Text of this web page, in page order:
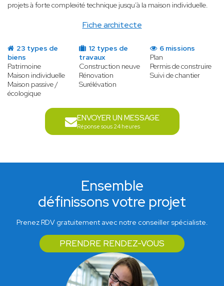
Fiche architecte
projets à forte complexité technique jusqu’à la maison individuelle.
23 types de
biens
Patrimoine
Maison individuelle
Maison passive /
écologique
12 types de
travaux
Construction neuve
Rénovation
Surélévation
6 missions
Plan
Permis de construire
Suivi de chantier
ENVOYER UN MESSAGE
Réponse sous 24 heures
Ensemble
définissons votre projet
Prenez RDV gratuitement avec notre conseiller spécialiste.
PRENDRE RENDEZ-VOUS